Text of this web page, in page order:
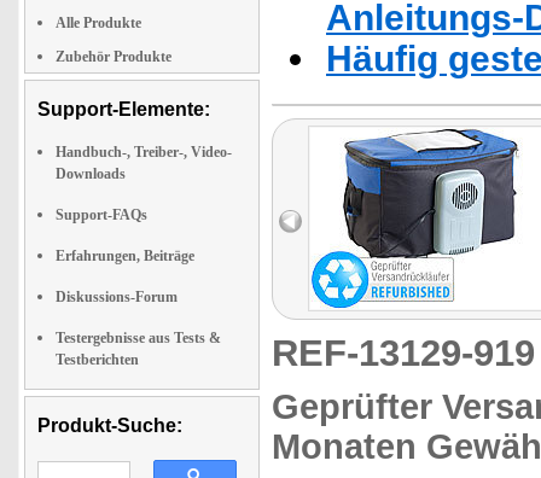
Alle Produkte
Zubehör Produkte
Support-Elemente:
Handbuch-, Treiber-, Video-
Downloads
Support-FAQs
Erfahrungen, Beiträge
Diskussions-Forum
Testergebnisse aus Tests &
Testberichten
Produkt-Suche:
Anleitungs-
Häufig
REF-13129-
Geprüfter
Monaten